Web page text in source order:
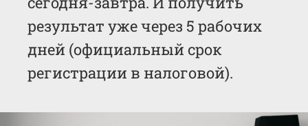
результат уже через 5 рабочих
дней (официальный срок
регистрации в налоговой).